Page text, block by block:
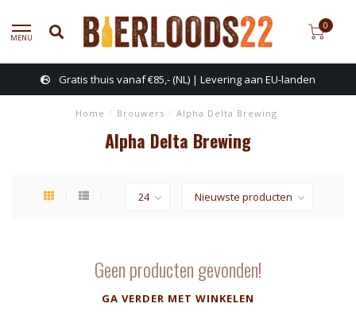
MENU
0
Gratis thuis vanaf €85,- (NL) | Levering aan EU-landen
Home / Brouwers / Alpha Delta Brewing
Alpha Delta Brewing
Geen producten gevonden!
GA VERDER MET WINKELEN